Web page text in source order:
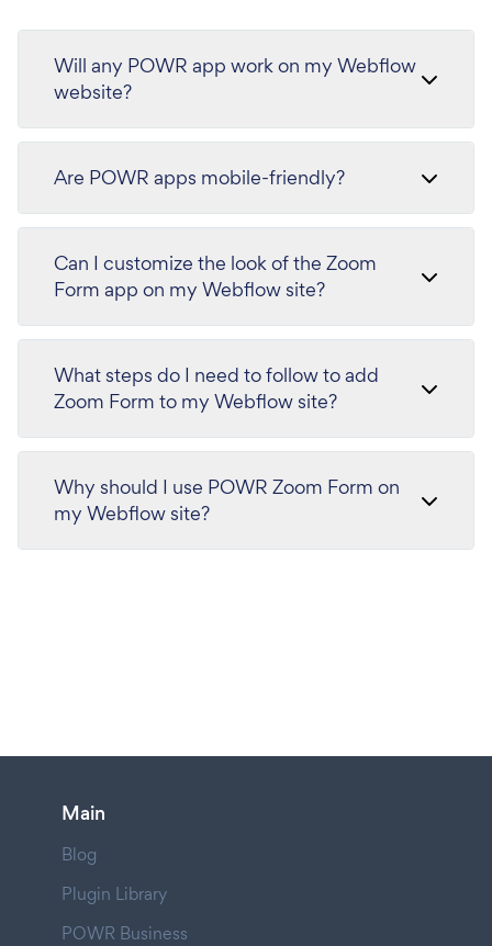
Will any POWR app work on my Webflow
website?
Are POWR apps mobile-friendly?
Can I customize the look of the Zoom
Form app on my Webflow site?
What steps do I need to follow to add
Zoom Form to my Webflow site?
Why should I use POWR Zoom Form on
my Webflow site?
Main
Blog
Plugin Library
POWR Business